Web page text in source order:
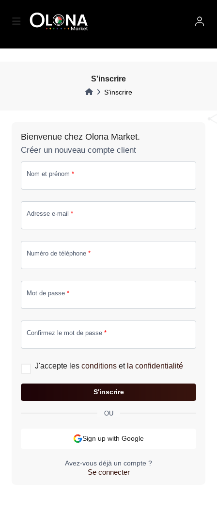
S'inscrire
S'inscrire
Bienvenue chez Olona Market.
Créer un nouveau compte client
Nom et prénom *
Adresse e-mail *
Numéro de téléphone *
Mot de passe *
Confirmez le mot de passe *
J'accepte les conditionset la confidentialité
S'inscrire
OU
Sign up with Google
Avez-vous déjà un compte ?
Se connecter